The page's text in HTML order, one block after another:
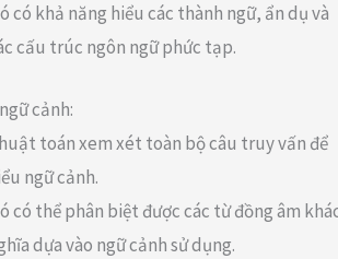
có khả năng hiểu các thành ngữ, ẩn dụ và
cấu trúc ngôn ngữ phức tạp.
cảnh:
toán xem xét toàn bộ câu truy vấn để
ngữ cảnh.
có thể phân biệt được các từ đồng âm
dựa vào ngữ cảnh sử dụng.